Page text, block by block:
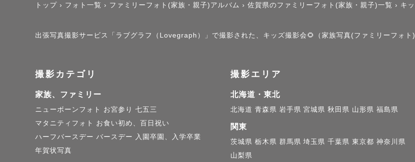
“その日の気持ちまでよみがえる一枚”を大切にしています。
■ 自然な表情を大切に
撮られることに慣れていない方も、どうぞご安心ください。
無理にカメラ目線を求めるのではなく、
トップ › フォト一覧 › ファミリーフォト(家族・親子)アルバム › 佐賀県のファミリーフォト(家族・親子)一覧 › キ
出張写真撮影サービス「ラブグラフ（Lovegraph）」で撮影された、キッズ撮影会🌻（家族写真(ファミリーフォト)
撮影カテゴリ
家族、ファミリー
ニューボーンフォト お宮参り 七五三
マタニティフォト
お食い初め、百日祝い
ハーフバースデー バースデー
入園卒園、入学卒業
年賀状写真
撮影エリア
北海道・東北
北海道 青森県 岩手県 宮城県 秋田県 山形県 福島県
関東
茨城県 栃木県 群馬県 埼玉県 千葉県 東京都 神奈川県
山梨県